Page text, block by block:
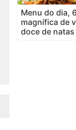
Menu do dia,
magnífica de
doce de natas